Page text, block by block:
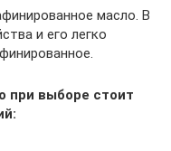
масло. В
и его легко
при выборе стоит